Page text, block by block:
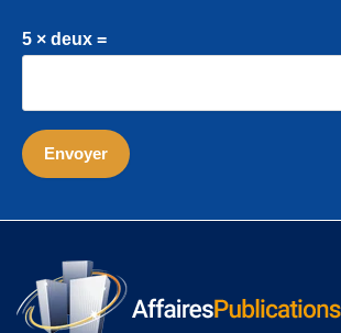
5 × deux =